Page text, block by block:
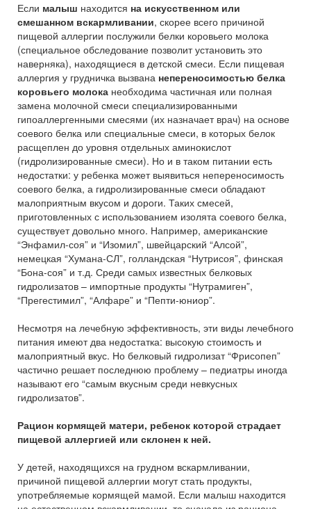
Если малыш находится на искусственном или
смешанном вскармливании, скорее всего причиной
пищевой аллергии послужили белки коровьего молока
(специальное обследование позволит установить это
наверняка), находящиеся в детской смеси. Если пищевая
аллергия у грудничка вызвана непереносимостью белка
коровьего молока необходима частичная или полная
замена молочной смеси специализированными
гипоаллергенными смесями (их назначает врач) на основе
соевого белка или специальные смеси, в которых белок
расщеплен до уровня отдельных аминокислот
(гидролизированные смеси). Но и в таком питании есть
недостатки: у ребенка может выявиться непереносимость
соевого белка, а гидролизированные смеси обладают
малоприятным вкусом и дороги. Таких смесей,
приготовленных с использованием изолята соевого белка,
существует довольно много. Например, американские
“Энфамил-соя” и “Изомил”, швейцарский “Алсой”,
немецкая “Хумана-СЛ”, голландская “Нутрисоя”, финская
“Бона-соя” и т.д. Среди самых известных белковых
гидролизатов – импортные продукты “Нутрамиген”,
“Прегестимил”, “Алфаре” и “Пепти-юниор”.
Несмотря на лечебную эффективность, эти виды лечебного
питания имеют два недостатка: высокую стоимость и
малоприятный вкус. Но белковый гидролизат “Фрисопеп”
частично решает последнюю проблему – педиатры иногда
называют его “самым вкусным среди невкусных
гидролизатов”.
Рацион кормящей матери, ребенок которой страдает
пищевой аллергией или склонен к ней.
У детей, находящихся на грудном вскармливании,
причиной пищевой аллергии могут стать продукты,
употребляемые кормящей мамой. Если малыш находится